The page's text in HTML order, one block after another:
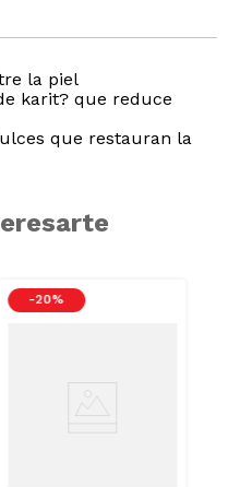
la piel
karit? que reduce
que restauran la
-20 %